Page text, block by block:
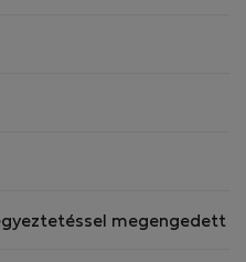
megengedett